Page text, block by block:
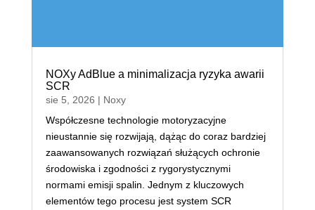
NOXy AdBlue a minimalizacja ryzyka awarii
SCR
sie 5, 2026 | Noxy
Współczesne technologie motoryzacyjne
nieustannie się rozwijają, dążąc do coraz bardziej
zaawansowanych rozwiązań służących ochronie
środowiska i zgodności z rygorystycznymi
normami emisji spalin. Jednym z kluczowych
elementów tego procesu jest system SCR